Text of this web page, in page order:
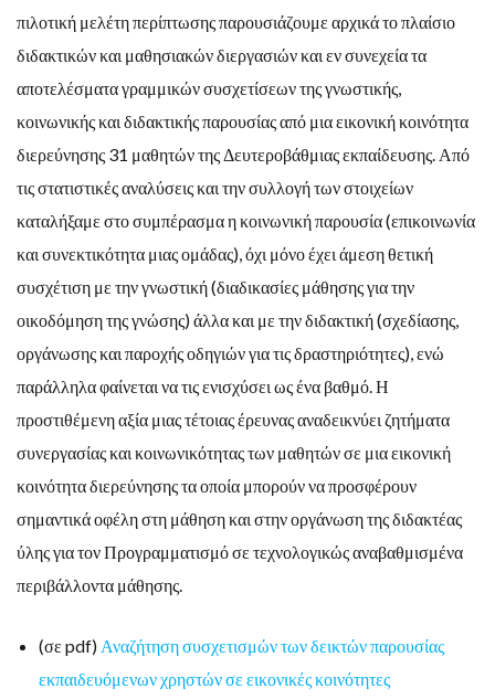
πιλοτική μελέτη περίπτωσης παρουσιάζουμε αρχικά το πλαίσιο
διδακτικών και μαθησιακών διεργασιών και εν συνεχεία τα
αποτελέσματα γραμμικών συσχετίσεων της γνωστικής,
κοινωνικής και διδακτικής παρουσίας από μια εικονική κοινότητα
διερεύνησης 31 μαθητών της Δευτεροβάθμιας εκπαίδευσης. Από
τις στατιστικές αναλύσεις και την συλλογή των στοιχείων
καταλήξαμε στο συμπέρασμα η κοινωνική παρουσία (επικοινωνία
και συνεκτικότητα μιας ομάδας), όχι μόνο έχει άμεση θετική
συσχέτιση με την γνωστική (διαδικασίες μάθησης για την
οικοδόμηση της γνώσης) άλλα και με την διδακτική (σχεδίασης,
οργάνωσης και παροχής οδηγιών για τις δραστηριότητες), ενώ
παράλληλα φαίνεται να τις ενισχύσει ως ένα βαθμό. Η
προστιθέμενη αξία μιας τέτοιας έρευνας αναδεικνύει ζητήματα
συνεργασίας και κοινωνικότητας των μαθητών σε μια εικονική
κοινότητα διερεύνησης τα οποία μπορούν να προσφέρουν
σημαντικά οφέλη στη μάθηση και στην οργάνωση της διδακτέας
ύλης για τον Προγραμματισμό σε τεχνολογικώς αναβαθμισμένα
περιβάλλοντα μάθησης.
(σε pdf) Αναζήτηση συσχετισμών των δεικτών παρουσίας
εκπαιδευόμενων χρηστών σε εικονικές κοινότητες